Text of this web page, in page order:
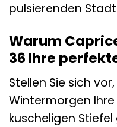
pulsierenden
Warum
36 Ihre
Stellen Sie sich
Wintermorgen Ihre
kuscheligen